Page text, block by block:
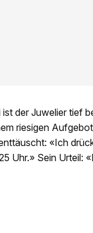
der Juwelier tief
riesigen
«Ich
Uhr.» Sein Urteil: